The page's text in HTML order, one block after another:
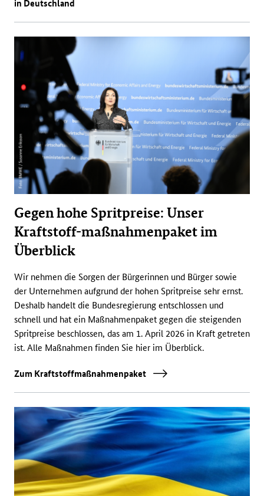
in Deutschland
Gegen hohe Spritpreise: Unser
Kraftstoff-maßnahmenpaket im
Überblick
Wir nehmen die Sorgen der Bürgerinnen und Bürger sowie
der Unternehmen aufgrund der hohen Spritpreise sehr ernst.
Deshalb handelt die Bundesregierung entschlossen und
schnell und hat ein Maßnahmenpaket gegen die steigenden
Spritpreise beschlossen, das am 1. April 2026 in Kraft getreten
ist. Alle Maßnahmen finden Sie hier im Überblick.
Zum Kraftstoffmaßnahmenpaket